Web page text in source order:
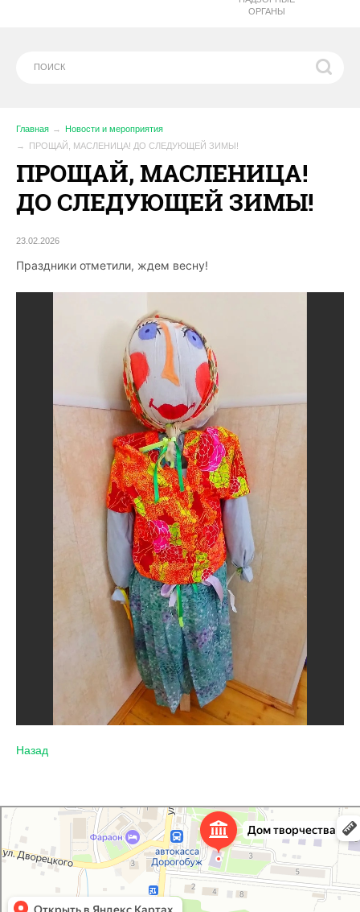
ОРГАНЫ
Главная
Новости и мероприятия
ПРОЩАЙ, МАСЛЕНИЦА! ДО СЛЕДУЮЩЕЙ ЗИМЫ!
ПРОЩАЙ, МАСЛЕНИЦА!
ДО СЛЕДУЮЩЕЙ ЗИМЫ!
23.02.2026
Праздники отметили, ждем весну!
Назад
Дорогобужский дом детского творчества
Дом культуры в Дорогобуже
Дополнительное образование в Дорогобуже